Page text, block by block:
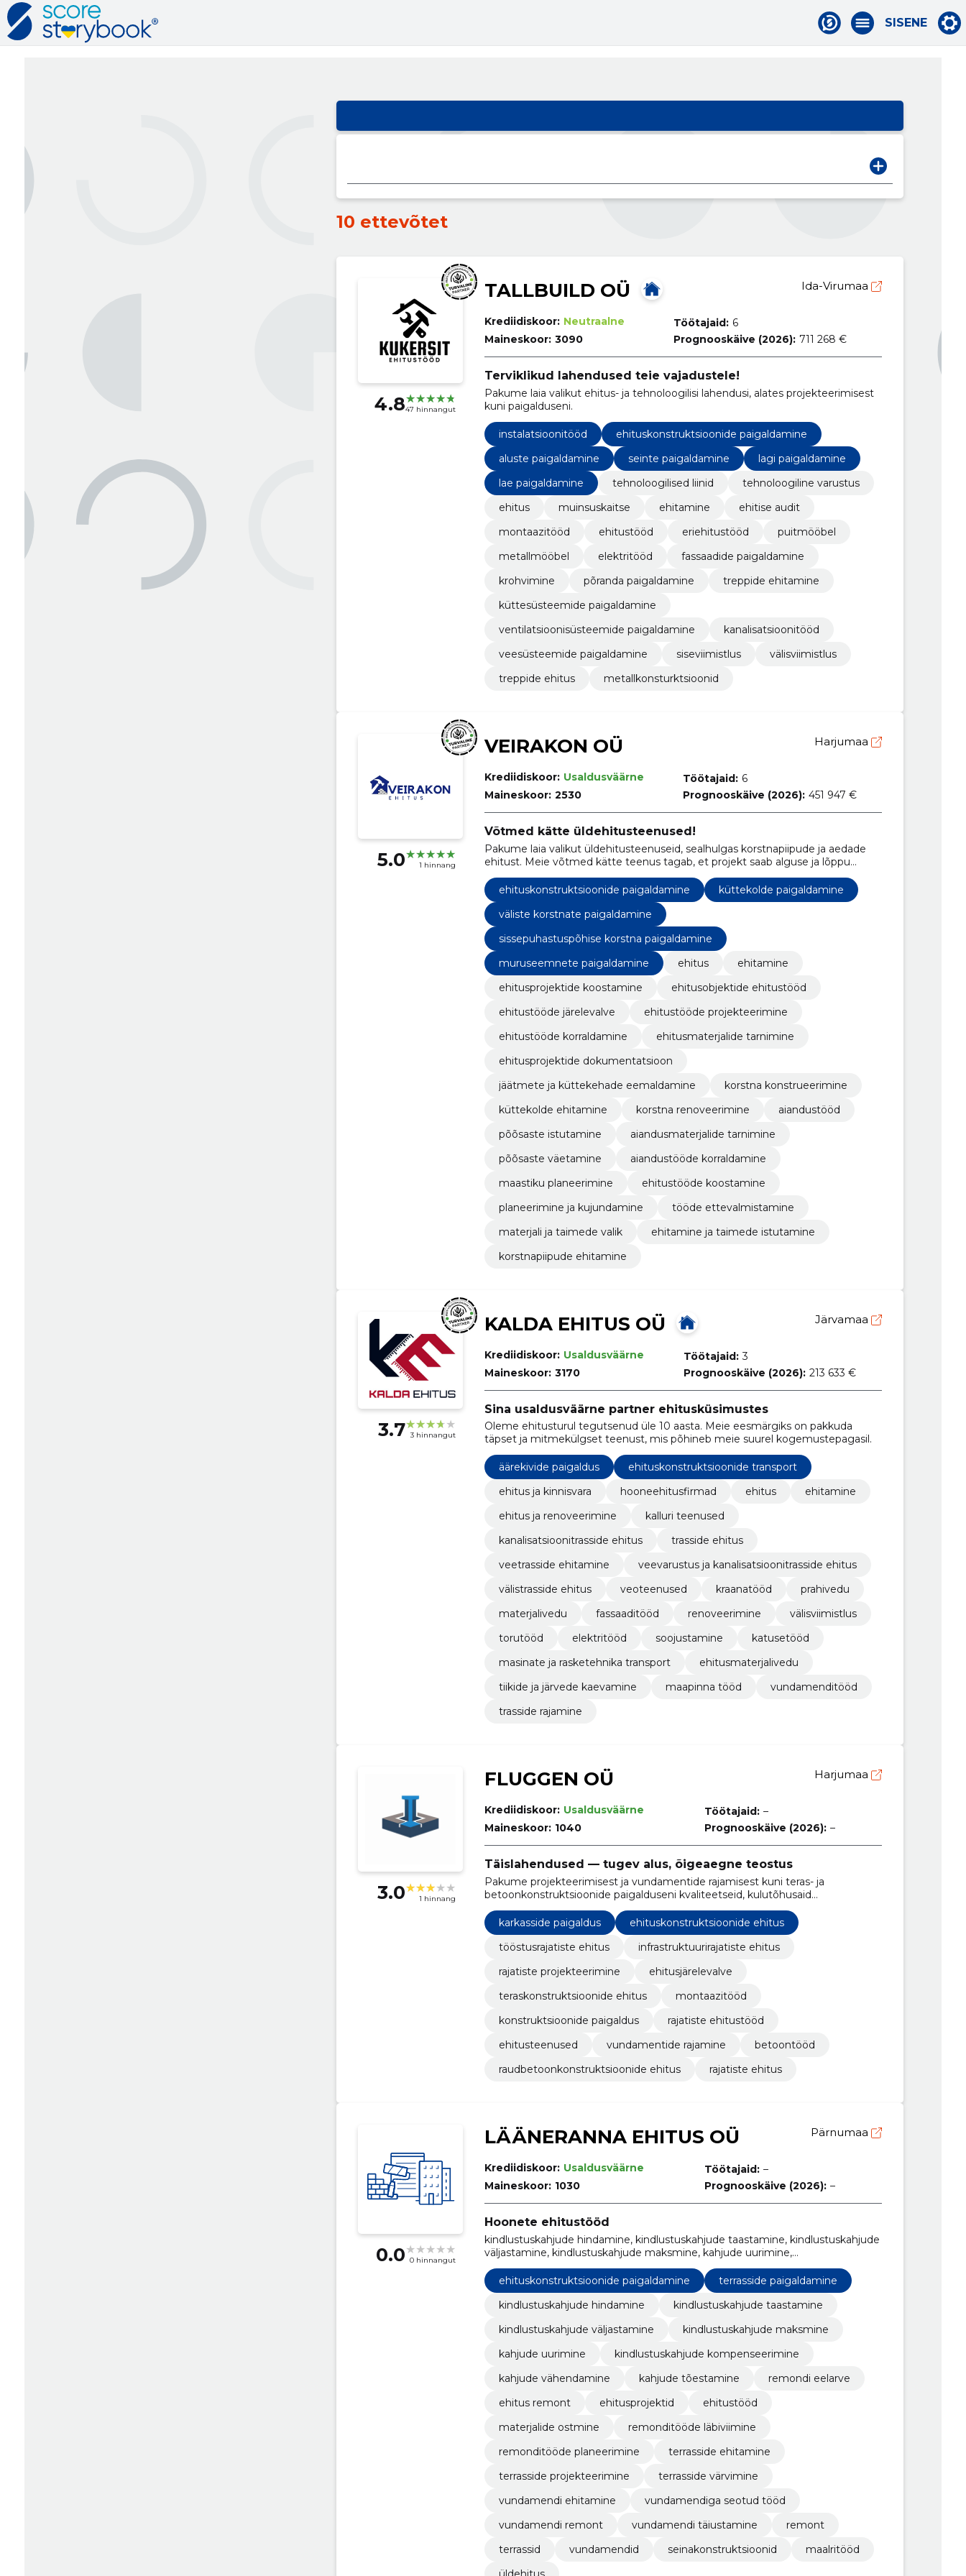
SISENE
10 ettevõtet
4.847 hinnangut
TALLBUILD OÜ Ida-Virumaa
Krediidiskoor: Neutraalne
Maineskoor: 3090
Töötajaid: 6
Prognooskäive (2026): 711 268 €
Terviklikud lahendused teie vajadustele!
Pakume laia valikut ehitus- ja tehnoloogilisi lahendusi, alates projekteerimisest
kuni paigalduseni.
instalatsioonitööd
ehituskonstruktsioonide paigaldamine
aluste paigaldamine
seinte paigaldamine
lagi paigaldamine
lae paigaldamine
tehnoloogilised liinid
tehnoloogiline varustus
ehitus
muinsuskaitse ehitamine
ehitise audit
montaazitööd
ehitustööd eriehitustööd
puitmööbel
metallmööbel
elektritööd
fassaadide paigaldamine
krohvimine
põranda paigaldamine
treppide ehitamine
küttesüsteemide paigaldamine
ventilatsioonisüsteemide paigaldamine
kanalisatsioonitööd
veesüsteemide paigaldamine
siseviimistlus
välisviimistlus
treppide ehitus
metallkonsturktsioonid
5.0 1 hinnang
VEIRAKON OÜ Harjumaa
Krediidiskoor: Usaldusväärne
Maineskoor: 2530
Töötajaid: 6
Prognooskäive (2026): 451 947 €
Võtmed kätte üldehitusteenused!
Pakume laia valikut üldehitusteenuseid, sealhulgas korstnapiipude ja aedade
ehitust. Meie võtmed kätte teenus tagab, et projekt saab alguse ja lõppu
ehituskonstruktsioonide paigaldamine
küttekolde paigaldamine
väliste korstnate paigaldamine
sissepuhastuspõhise korstna paigaldamine
muruseemnete paigaldamine
ehitus
ehitamine
ehitusprojektide koostamine
ehitusobjektide ehitustööd
ehitustööde järelevalve
ehitustööde projekteerimine
ehitustööde korraldamine
ehitusmaterjalide tarnimine
ehitusprojektide dokumentatsioon
jäätmete ja küttekehade eemaldamine
korstna konstrueerimine
küttekolde ehitamine
korstna renoveerimine
aiandustööd
põõsaste istutamine
aiandusmaterjalide tarnimine
põõsaste väetamine
aiandustööde korraldamine
maastiku planeerimine
ehitustööde koostamine
planeerimine ja kujundamine
tööde ettevalmistamine
materjali ja taimede valik
ehitamine ja taimede istutamine
korstnapiipude ehitamine
3.7 3 hinnangut
KALDA EHITUS OÜ Järvamaa
Krediidiskoor: Usaldusväärne
Maineskoor: 3170
Töötajaid: 3
Prognooskäive (2026): 213 633 €
Sina usaldusväärne partner ehitusküsimustes
Oleme ehitusturul tegutsenud üle 10 aasta. Meie eesmärgiks on pakkuda
täpset ja mitmekülgset teenust, mis põhineb meie suurel kogemustepagasil.
äärekivide paigaldus
ehituskonstruktsioonide transport
ehitus ja kinnisvara
hooneehitusfirmad ehitus
ehitamine
ehitus ja renoveerimine
kalluri teenused
kanalisatsioonitrasside ehitus
trasside ehitus
veetrasside ehitamine
veevarustus ja kanalisatsioonitrasside ehitus
välistrasside ehitus
veoteenused kraanatööd
prahivedu
materjalivedu
fassaaditööd renoveerimine
välisviimistlus
torutööd
elektritööd soojustamine
katusetööd
masinate ja rasketehnika transport
ehitusmaterjalivedu
tiikide ja järvede kaevamine
maapinna tööd
vundamenditööd
trasside rajamine
3.0 1 hinnang
FLUGGEN OÜ Harjumaa
Krediidiskoor: Usaldusväärne
Maineskoor: 1040
Töötajaid: –
Prognooskäive (2026): –
Täislahendused — tugev alus, õigeaegne teostus
Pakume projekteerimisest ja vundamentide rajamisest kuni teras- ja
betoonkonstruktsioonide paigalduseni kvaliteetseid, kulutõhusaid
ehituslahendusi tööstus-, infra- ja äriprojektidele.
karkasside paigaldus
ehituskonstruktsioonide ehitus
tööstusrajatiste ehitus
infrastruktuurirajatiste ehitus
rajatiste projekteerimine
ehitusjärelevalve
teraskonstruktsioonide ehitus
montaazitööd
konstruktsioonide paigaldus
rajatiste ehitustööd
ehitusteenused
vundamentide rajamine
betoontööd
raudbetoonkonstruktsioonide ehitus
rajatiste ehitus
0.0 0 hinnangut
LÄÄNERANNA EHITUS OÜ Pärnumaa
Krediidiskoor: Usaldusväärne
Maineskoor: 1030
Töötajaid: –
Prognooskäive (2026): –
Hoonete ehitustööd
kindlustuskahjude hindamine, kindlustuskahjude taastamine, kindlustuskahjude
väljastamine, kindlustuskahjude maksmine, kahjude uurimine,
kindlustuskahjude kompenseerimine, kahjude vähendamine, kahjude
tõestamine, remondi eelarve, ehitus remont
ehituskonstruktsioonide paigaldamine
terrasside paigaldamine
kindlustuskahjude hindamine
kindlustuskahjude taastamine
kindlustuskahjude väljastamine
kindlustuskahjude maksmine
kahjude uurimine
kindlustuskahjude kompenseerimine
kahjude vähendamine
kahjude tõestamine
remondi eelarve
ehitus remont
ehitusprojektid
ehitustööd
materjalide ostmine
remonditööde läbiviimine
remonditööde planeerimine
terrasside ehitamine
terrasside projekteerimine
terrasside värvimine
vundamendi ehitamine
vundamendiga seotud tööd
vundamendi remont
vundamendi täiustamine
remont
terrassid
vundamendid seinakonstruktsioonid
maalritööd